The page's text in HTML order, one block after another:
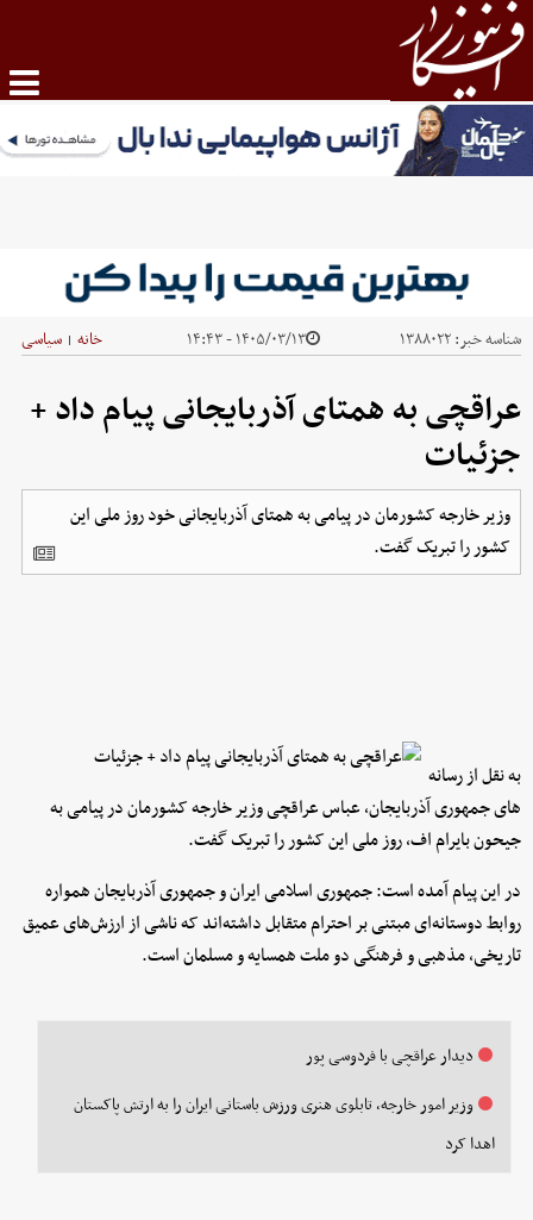
شناسه خبر:۱۳۸۸۰۲۲ ۱۴۰۵/۰۳/۱۳ - ۱۴:۴۳ خانه | سیاسی
عراقچی به همتای آذربایجانی پیام داد +
جزئیات
وزیر خارجه کشورمان در پیامی به همتای آذربایجانی خود روز ملی این
کشور را تبریک گفت.
به نقل از رسانه
های جمهوری آذربایجان، عباس عراقچی وزیر خارجه کشورمان در پیامی به
جیحون بایرام اف، روز ملی این کشور را تبریک گفت.
در این پیام آمده است: جمهوری اسلامی ایران و جمهوری آذربایجان همواره
روابط دوستانه‌ای مبتنی بر احترام متقابل داشته‌اند که ناشی از ارزش‌های عمیق
تاریخی، مذهبی و فرهنگی دو ملت همسایه و مسلمان است.
دیدار عراقچی با فردوسی پور
وزیر امور خارجه، تابلوی هنری ورزش باستانی ایران را به ارتش پاکستان
اهدا کرد